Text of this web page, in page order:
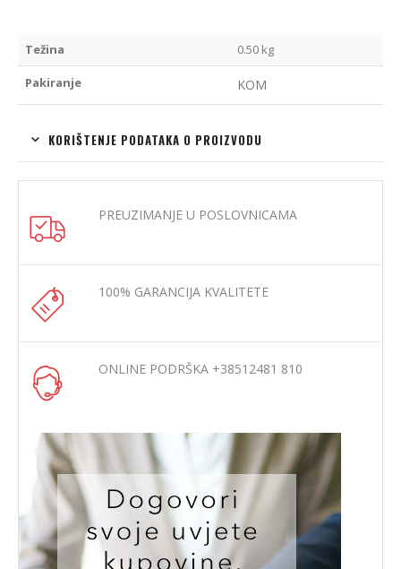
Težina 0.50 kg
Pakiranje KOM
KORIŠTENJE PODATAKA O PROIZVODU
PREUZIMANJE U POSLOVNICAMA
100% GARANCIJA KVALITETE
ONLINE PODRŠKA +38512481 810